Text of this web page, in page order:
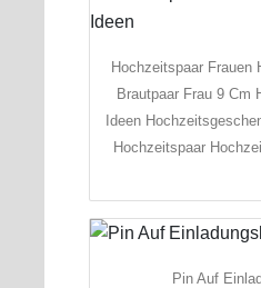
Hochzeitspaar Frauen
Brautpaar Frau 9 Cm
Ideen
Hochzeitspaar
Pin Auf